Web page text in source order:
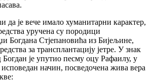
да је вече имало хуманитарни карактер,
уручена су породици
Богдана Стјепановића из Бијељине,
за трансплантацију јетре. У знак
Богдан је упутио песму оцу Рафаилу, у
исповедан начин, посведочена жива вера